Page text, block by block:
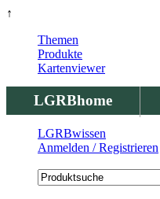
↑
LGRBhome
Themen
Produkte
Kartenviewer
LGRBwissen
Anmelden / Registrieren